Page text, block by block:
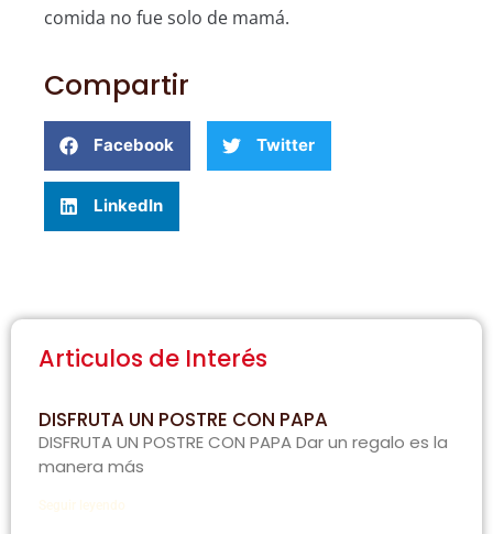
comida no fue solo de mamá.
Compartir
Facebook Twitter
LinkedIn
Articulos de Interés
DISFRUTA UN POSTRE CON PAPA
DISFRUTA UN POSTRE CON PAPA Dar un regalo es la
manera más